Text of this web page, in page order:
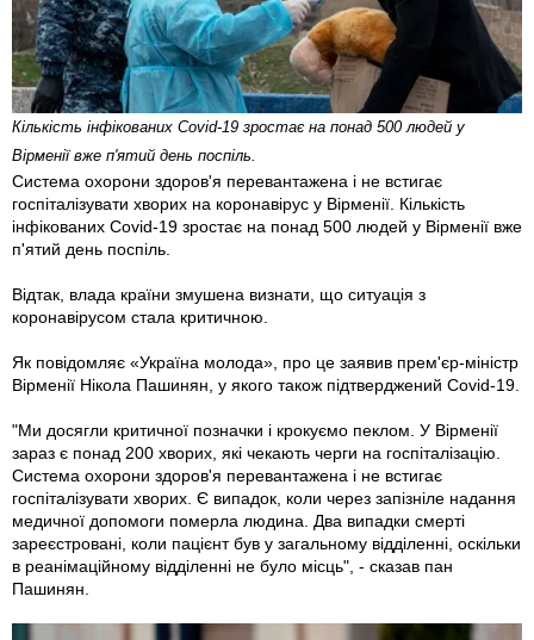
Кількість інфікованих Covid-19 зростає на понад 500 людей у
Вірменії вже п'ятий день поспіль.
Система охорони здоров'я перевантажена і не встигає
госпіталізувати хворих на коронавірус у Вірменії. Кількість
інфікованих Covid-19 зростає на понад 500 людей у Вірменії вже
п'ятий день поспіль.
Відтак, влада країни змушена визнати, що ситуація з
коронавірусом стала критичною.
Як повідомляє «Україна молода», про це заявив прем'єр-міністр
Вірменії Нікола Пашинян, у якого також підтверджений Covid-19.
"Ми досягли критичної позначки і крокуємо пеклом. У Вірменії
зараз є понад 200 хворих, які чекають черги на госпіталізацію.
Система охорони здоров'я перевантажена і не встигає
госпіталізувати хворих. Є випадок, коли через запізніле надання
медичної допомоги померла людина. Два випадки смерті
зареєстровані, коли пацієнт був у загальному відділенні, оскільки
в реанімаційному відділенні не було місць", - сказав пан
Пашинян.